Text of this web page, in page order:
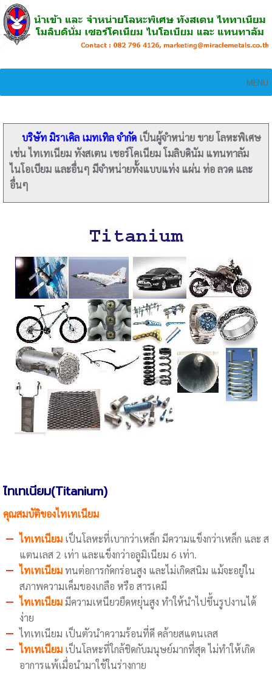
MENU
บริษัท มิราเคิล เมทเทิล จำกัด เป็นผู้จำหน่าย ขาย โลหะพิเศษ
เช่น ไทเทเนียม ทังสเตน เชอร์โคเนียม โมลิบดินัม แทนทาลัม
ไนโอเบียม และอื่นๆ มีจำหน่ายทั้งแบบแท่ง แผ่น ท่อ ลวด และ
อื่นๆ
ไทเทเนียม(Titanium)
คุณสมบัติของไทเทเนียม
ไทเทเนียม เป็นโลหะที่เบากว่าเหล็ก มีความแข็งกว่าเหล็ก และ ส
แตนเลส 2 เท่า และแข็งกว่าอลูมิเนียม 6 เท่า.
ไทเทเนียมทนต่อการกัดกร่อนสูง และไม่เกิดสนิม แม้จะอยู่ใน
สภาพความเค็มของเกลือ หรือ สารเคมี
ไทเทเนียมมีความเหนียวยืดหยุ่นสูง ทำให้นำไปขึ้นรูปงานได้
ง่าย
ไทเทเนียม เป็นตัวนำความร้อนที่ดี คล้ายสแตนเลส
ไทเทเนียม เป็นโลหะที่ใกล้ชิดกับมนุษย์มากที่สุด ไม่ทำให้เกิด
อาการแพ้เมื่อนำมาใช้ในร่างกาย